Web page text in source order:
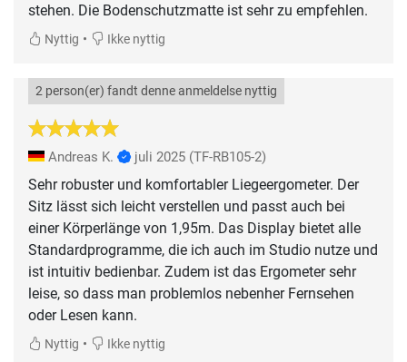
stehen. Die Bodenschutzmatte ist sehr zu empfehlen.
Nyttig • Ikke nyttig
2 person(er) fandt denne anmeldelse nyttig
Andreas K. juli 2025 (TF-RB105-2)
Sehr robuster und komfortabler Liegeergometer. Der
Sitz lässt sich leicht verstellen und passt auch bei
einer Körperlänge von 1,95m. Das Display bietet alle
Standardprogramme, die ich auch im Studio nutze und
ist intuitiv bedienbar. Zudem ist das Ergometer sehr
leise, so dass man problemlos nebenher Fernsehen
oder Lesen kann.
Nyttig • Ikke nyttig